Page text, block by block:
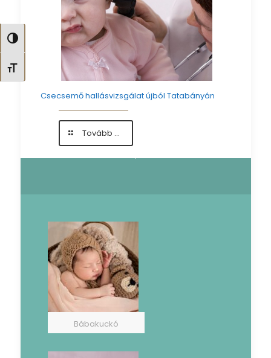
Nagy kontraszt váltása
Betűméret váltása
Csecsemő hallásvizsgálat újból Tatabányán
Tovább ...-
Csecsemő
hallásvizsgálat
Bábakuckó